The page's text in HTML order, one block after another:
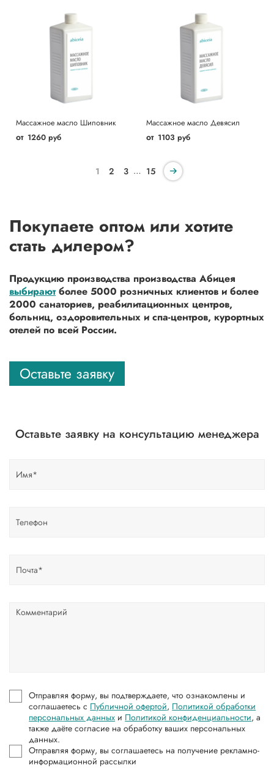
Массажное масло Шиповник
от 1260 руб
Массажное масло Девясил
от 1103 руб
1 2 3 … 15
Покупаете оптом или хотите
стать дилером?
Продукцию производства производства Абицея
выбираютболее 5000 розничных клиентов и более
2000 санаториев, реабилитационных центров,
больниц, оздоровительных и спа-центров, курортных
отелей по всей России.
Оставьте заявку
Оставьте заявку на консультацию менеджера
Отправляя форму, вы подтверждаете, что ознакомлены и
соглашаетесь с Публичной офертой, Политикой обработки
персональных данных и Политикой конфиденциальности, а
также даёте согласие на обработку ваших персональных
данных.
Отправляя форму, вы соглашаетесь на получение рекламно-
информационной рассылки